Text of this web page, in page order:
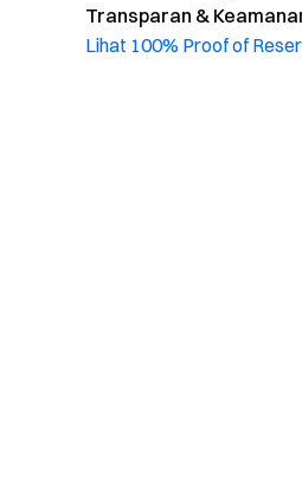
Transparan &
Lihat 100% Proof of